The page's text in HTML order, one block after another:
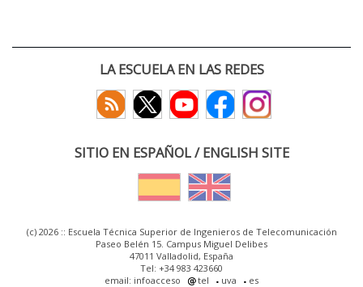
LA ESCUELA EN LAS REDES
SITIO EN ESPAÑOL / ENGLISH SITE
(c) 2026 :: Escuela Técnica Superior de Ingenieros de Telecomunicación
Paseo Belén 15. Campus Miguel Delibes
47011 Valladolid, España
Tel: +34 983 423660
email: infoacceso
tel uva es